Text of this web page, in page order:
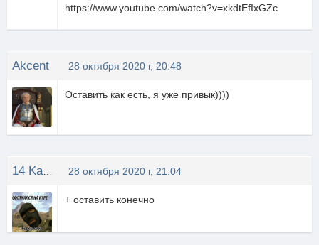
https://www.youtube.com/watch?v=xkdtEfIxGZc
Akcent 28 октября 2020 г, 20:48
Оставить как есть, я уже привык))))
28 октября 2020 г, 21:04
+ оставить конечно